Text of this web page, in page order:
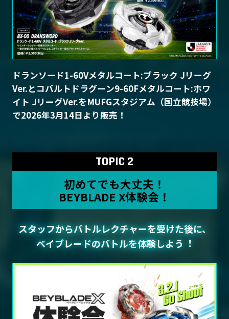
ドランソード1-60Vメタルコート:ブラック Jリーグ
Ver.とコバルトドラグーン9-60Fメタルコート:ホワ
イト JリーグVer.をMUFGスタジアム（国立競技場）
で2026年3月14日より販売！
TOPIC 2
初めてでも大丈夫！
BEYBLADE X体験会！
スタッフからバトルレクチャーを受けた後に、
ベイブレードのバトルを体験しよう︕